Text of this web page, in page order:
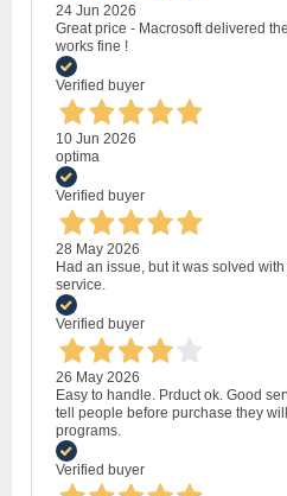
24 Jun 2026
Great price - Macrosoft delivered
works fine !
Verified buyer
10 Jun 2026
optima
Verified buyer
28 May 2026
Had an issue, but it was solved
service.
Verified buyer
26 May 2026
Easy to handle. Prduct ok. Good
tell people before purchase they
programs.
Verified buyer